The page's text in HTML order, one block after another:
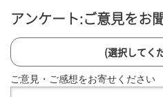
アンケート:ご意見をお
(選択してく
ご意見・ご感想をお寄せください